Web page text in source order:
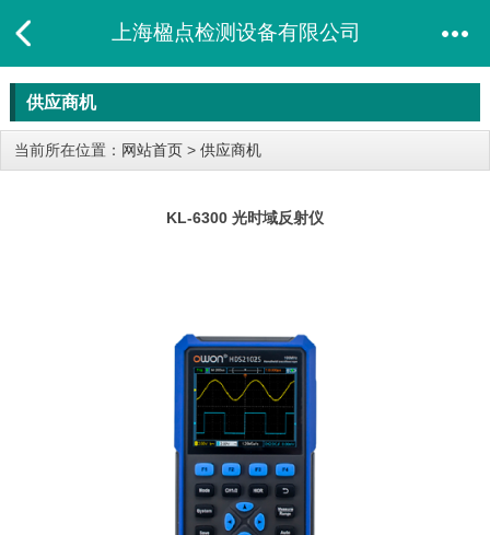
上海楹点检测设备有限公司
供应商机
当前所在位置： 网站首页 > 供应商机
KL-6300 光时域反射仪